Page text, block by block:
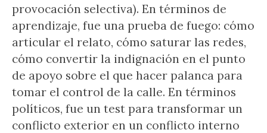
provocación selectiva). En términos de
aprendizaje, fue una prueba de fuego: cómo
articular el relato, cómo saturar las redes,
cómo convertir la indignación en el punto
de apoyo sobre el que hacer palanca para
tomar el control de la calle. En términos
políticos, fue un test para transformar un
conflicto exterior en un conflicto interno